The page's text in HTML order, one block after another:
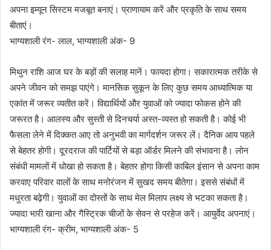
अपना इम्यून सिस्टम मजबूत बनाएं। प्राणायाम करें और प्रकृति के साथ समय
बीताएं।
भाग्यशाली रंग- लाल, भाग्यशाली अंक- 9
मिथुन राशि आज घर के बड़ों की सलाह मानें। फायदा होगा। सकारात्मक तरीके से
अपने जीवन को समझ पाएंगे। मानसिक सुकून के लिए कुछ समय आध्यात्मिक या
एकांत में जरूर व्यतीत करें। विद्यार्थियों और युवाओं को ज्यादा फोकस होने की
जरूरत है। आलस्य और सुस्ती से दिनचर्या अस्त-व्यस्त हो सकती है। कोई भी
फैसला लेने में दिक्कत आए तो अनुभवी का मार्गदर्शन जरूर लें। दैनिक आय पहले
से बेहतर होगी। दूरदराज की पार्टियों से बड़ा ऑर्डर मिलने की संभावना है। लोन
संबंधी मामलों में धोखा हो सकता है। बेहतर होगा किसी काबिल इंसान से अपना काम
करवाए परिवार वालों के साथ मनोरंजन में सुखद समय बीतेगा। इससे संबंधों में
मधुरता बढ़ेगी। युवाओं का दोस्तों के साथ मेल मिलाप लक्ष्य से भटका सकता है।
ज्यादा भारी खाना और गैस्ट्रिक चीजों के सेवन से परहेज करें। आयुर्वेद अपनाएं।
भाग्यशाली रंग- क्रीम, भाग्यशाली अंक- 5